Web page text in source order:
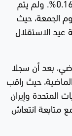
دولار للبرميل، بانخفاض قدره 11 سنتاً، أو 0.16%. ولم يتم
الجمعة، حيث
عيد الاستقلال
بعد أن سجلا
حيث راقب
المتحدة وإيران
متابعة انتعاش